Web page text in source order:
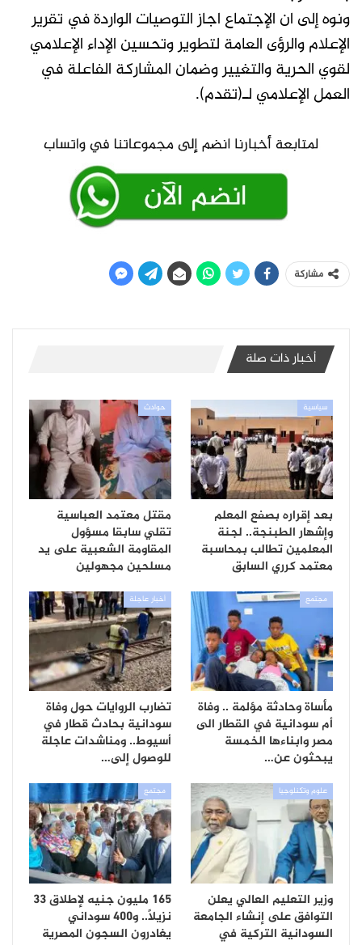
ونوه إلى ان الإجتماع اجاز التوصيات الواردة في تقرير
الإعلام والرؤى العامة لتطوير وتحسين الإداء الإعلامي
لقوي الحرية والتغيير وضمان المشاركة الفاعلة في
العمل الإعلامي لـ(تقدم).
مشاركة
أخبار ذات صلة
سياسية
بعد إقراره بصفع المعلم
وإشهار الطبنجة.. لجنة
المعلمين تطالب بمحاسبة
معتمد كرري السابق
حوادث
مقتل معتمد العباسية
تقلي سابقا مسؤول
المقاومة الشعبية على يد
مسلحين مجهولين
مجتمع
مأساة وحادثة مؤلمة .. وفاة
أم سودانية في القطار الى
مصر وابناءها الخمسة
يبحثون عن…
أخبار عاجلة
تضارب الروايات حول وفاة
سودانية بحادث قطار في
أسيوط.. ومناشدات عاجلة
للوصول إلى…
علوم وتكنلوجيا
وزير التعليم العالي يعلن
التوافق على إنشاء الجامعة
السودانية التركية في
مجتمع
165 مليون جنيه لإطلاق 33
نزيلاً.. و400 سوداني
يغادرون السجون المصرية